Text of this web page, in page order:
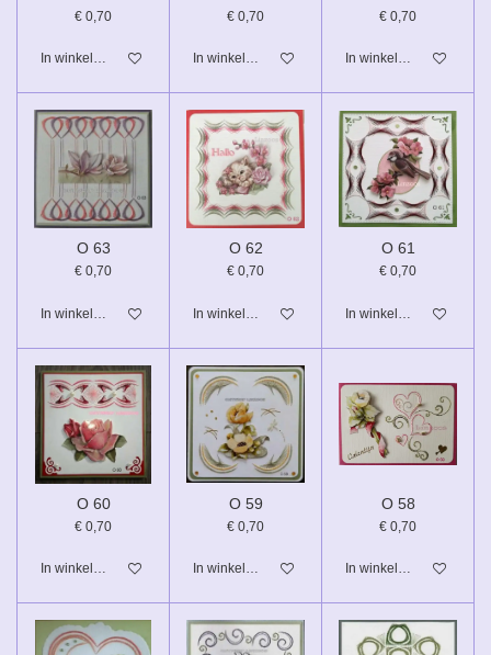
€ 0,70
In winkelwagen
€ 0,70
In winkelwagen
€ 0,70
In winkelwagen
O 63
€ 0,70
In winkelwagen
O 62
€ 0,70
In winkelwagen
O 61
€ 0,70
In winkelwagen
O 60
€ 0,70
In winkelwagen
O 59
€ 0,70
In winkelwagen
O 58
€ 0,70
In winkelwagen